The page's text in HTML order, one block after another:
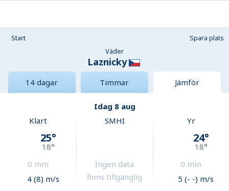
Start
Spara plats
Väder
Laznicky
14 dagar Timmar Jämför
Idag 8 aug
Klart
25°
18°
0 mm
4 (8) m/s
SMHI
Ingen data
finns tillgänglig
Yr
24°
18°
0 mm
5 (- -) m/s